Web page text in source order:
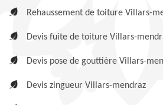
Rehaussement de toiture Villars-
Devis fuite de toiture Villars-
Devis pose de gouttière Villars-
Devis zingueur Villars-mendraz